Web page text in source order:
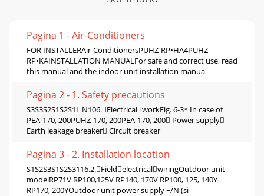
Pagina 1 - Air-Conditioners
FOR INSTALLERAir-ConditionersPUHZ-RP•HA4PUHZ-
RP•KAINSTALLATION MANUALFor safe and correct use, read
this manual and the indoor unit installation manua
Pagina 2 - 1. Safety precautions
S3S3S2S1S2S1L N106.ElectricalworkFig. 6-3* In case of
PEA-170, 200PUHZ-170, 200PEA-170, 200 Power supply
Earth leakage breaker Circuit breaker
Pagina 3 - 2. Installation location
S1S2S3S1S2S3116.2.FieldelectricalwiringOutdoor unit
modelRP71V RP100,125V RP140, 170V RP100, 125, 140Y
RP170, 200YOutdoor unit power supply ~/N (si